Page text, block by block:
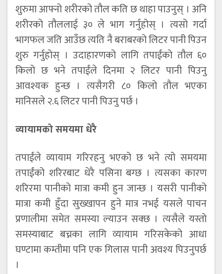
शुरुमा आफ्नो शरीरको तौल कति छ थाहा पाउनुस् । अनि
शरीरको तौललाई ३० ले भाग गर्नुहोस् । त्यसो गर्दा
भागफल जति आउँछ त्यति नै बराबरको लिटर पानी पिउन
शुरु गर्नुहोस् । उदाहारणको लागि तपाईंको तौल ६०
किलो छ भने तपाईंले दिनमा २ लिटर पानी पिउनु
आवश्यक हुन्छ । त्यसैगरी ८० किलो तौल भएका
मानिसले २.६ लिटर पानी पिउनु पर्छ ।
व्यायामको समयमा धेरै
तपाईंले व्यायाम गरिरहनु भएको छ भने त्यो समयमा
तपाईंको शरिरबाट धेरै पसिना बग्छ । त्यसका कारण
शरिरमा पानीको मात्रा कमी हुन जान्छ । यसरी पानीको
मात्रा कमी हुँदा सुख्खापन हुने मात्र नभई यसले पाचन
प्रणालीमा समेत समस्या ल्याउन सक्छ । त्यसैले यस्तो
समस्याबाट बच्नका लागि व्यायाम गरिसकेको आधा
घण्टामा कम्तीमा पनि एक गिलास पानी अवश्य पिउनुपर्छ
।